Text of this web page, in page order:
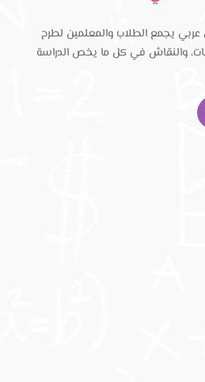
يجمع الطلاب والمعلمين لطرح
والنقاش في كل ما يخص الدراسة